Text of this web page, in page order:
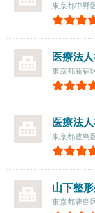
東京都中野
医療法
東京都新宿
医療法
東京都豊島
山下整
東京都豊島